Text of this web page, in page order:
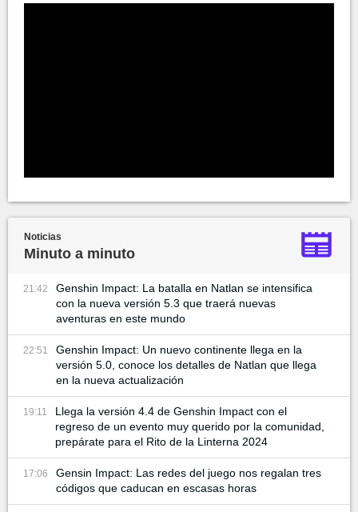
Noticias
Minuto a minuto
21:42
Genshin Impact: La batalla en Natlan se intensifica
con la nueva versión 5.3 que traerá nuevas
aventuras en este mundo
22:51
Genshin Impact: Un nuevo continente llega en la
versión 5.0, conoce los detalles de Natlan que llega
en la nueva actualización
19:11
Llega la versión 4.4 de Genshin Impact con el
regreso de un evento muy querido por la comunidad,
prepárate para el Rito de la Linterna 2024
17:06
Gensin Impact: Las redes del juego nos regalan tres
códigos que caducan en escasas horas